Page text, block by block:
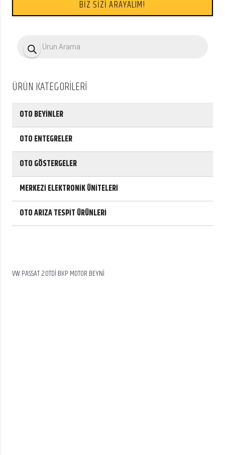
BİZ SİZİ ARAYALIM!
t
r
ÜRÜN KATEGORİLERİ
OTO BEYİNLER
OTO ENTEGRELER
OTO GÖSTERGELER
MERKEZİ ELEKTRONİK ÜNİTELERİ
OTO ARIZA TESPİT ÜRÜNLERİ
VW PASSAT 2.0TDİ BKP MOTOR BEYNİ